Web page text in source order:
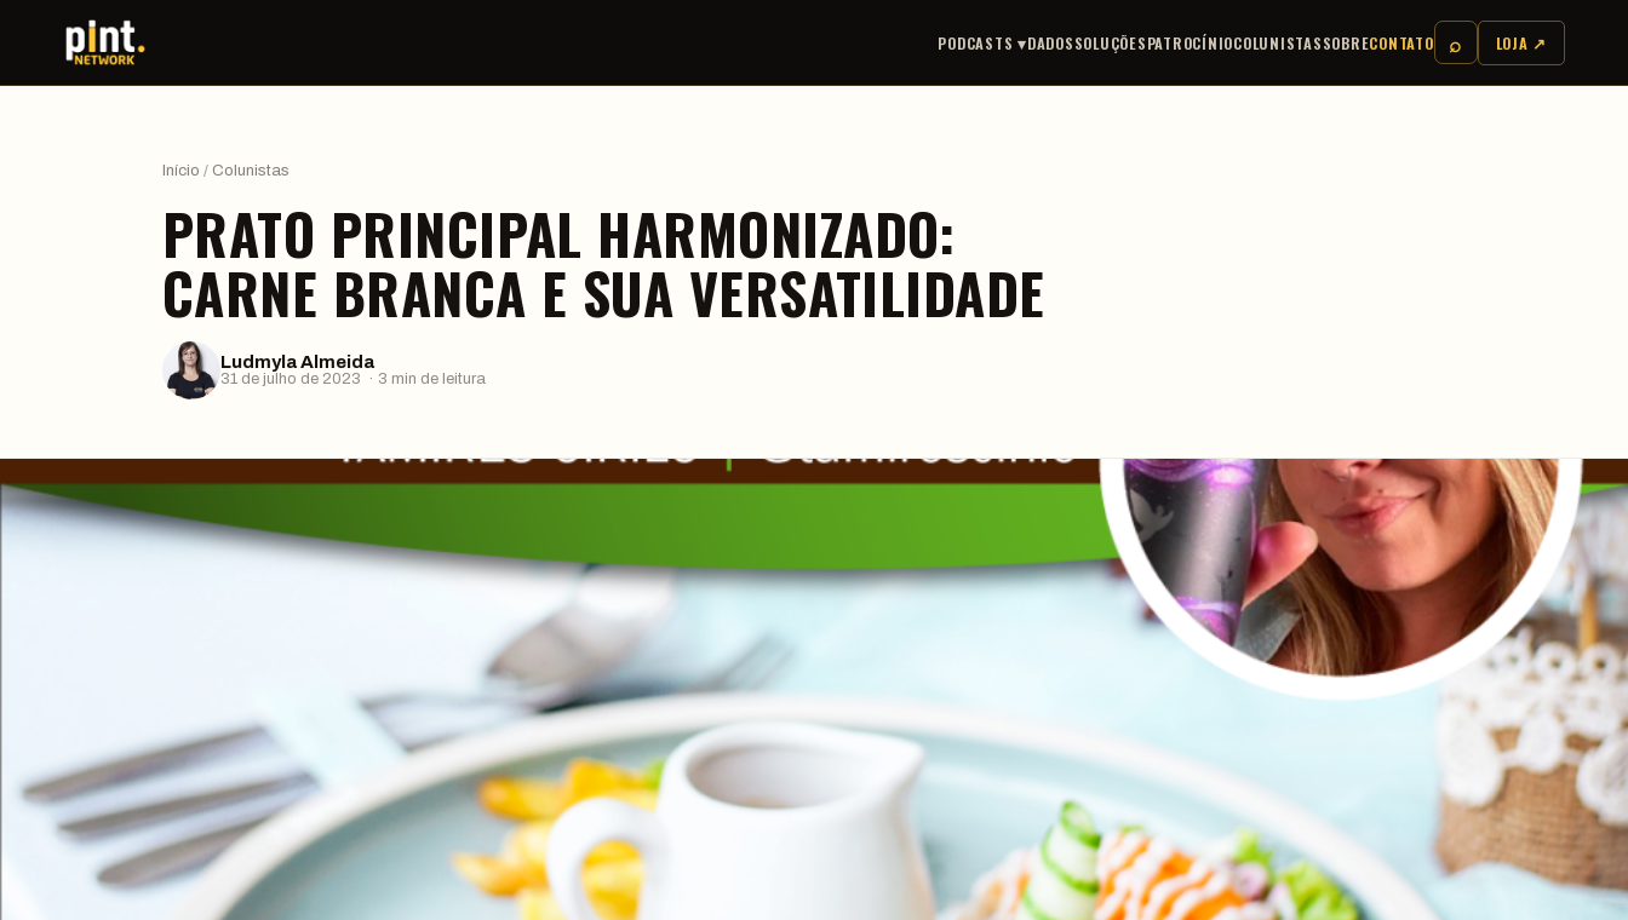
PODCASTS ▾DADOSSOLUÇÕESPATROCÍNIOCOLUNISTASSOBRECONTATO ⌕ LOJA ↗
Início / Colunistas
PRATO PRINCIPAL HARMONIZADO:
CARNE BRANCA E SUA VERSATILIDADE
Ludmyla Almeida
31 de julho de 2023 · 3 min de leitura